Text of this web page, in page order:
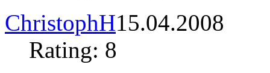
ChristophH15.04.2008
Rating: 8